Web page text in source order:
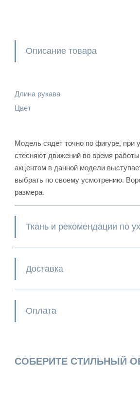
Описание товара
Длина рукава
Цвет
Модель сядет точно по фигуре, при
стесняют движений во время
акцентом в данной модели
выбрать по своему усмотрению.
размера.
Ткань и рекомендации по
Доставка
Оплата
СОБЕРИТЕ СТИЛЬНЫЙ